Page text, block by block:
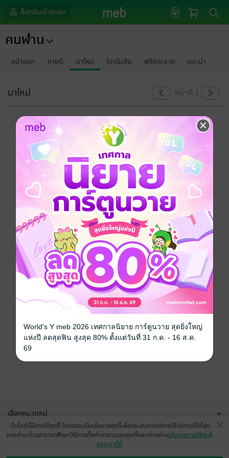
ล็อกอินเข้าระบบ
คนฬ่าน
หน้าแรก ขายดี มาใหม่ โปรโมชัน ฟรีกระจาย แนะนำ
มาใหม่ หน้าที่ 1
ขออภัยด้วยนะคะ
ไม่พบข้อมูลในหัวข้อที่คุณกำลังชมค่ะ
เลือกหมวดหมู่ +
บริการช่วยเหลือ
เว็บไซต์นี้มีการใช้คุกกี้ โปรดยอมรับนโยบายคุกกี้เพื่อประสบการณ์การใช้บริการที่ดีที่สุด
ของท่าน ท่านสามารถศึกษาวิธีการตั้งค่าการควบคุมคุกกี้ของท่านผ่านนโยบายการใช้คุกกี้
ของเราที่นี่
World's Y meb 2026 เทศกาลนิยาย การ์ตูนวาย สุดยิ่งใหญ่
แห่งปี ลดสุดฟิน สูงสุด 80% ตั้งแต่วันที่ 31 ก.ค. - 16 ส.ค.
69